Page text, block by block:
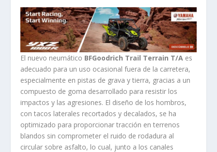
El nuevo neumático BFGoodrich Trail Terrain T/A es
adecuado para un uso ocasional fuera de la carretera,
especialmente en pistas de grava y tierra, gracias a un
compuesto de goma desarrollado para resistir los
impactos y las agresiones. El diseño de los hombros,
con tacos laterales recortados y decalados, se ha
optimizado para proporcionar tracción en terrenos
blandos sin comprometer el ruido de rodadura al
circular sobre asfalto, lo cual, junto a los canales